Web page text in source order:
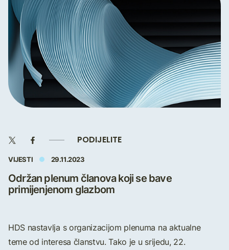
PODIJELITE
VIJESTI 29.11.2023
Održan plenum članova koji se bave
primijenjenom glazbom
HDS nastavlja s organizacijom plenuma na aktualne
teme od interesa članstvu. Tako je u srijedu, 22.